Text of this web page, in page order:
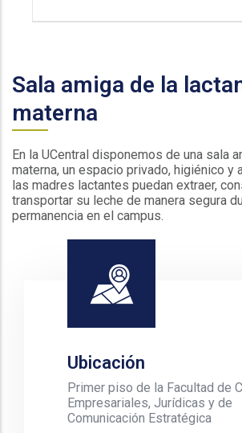
Sala amiga de la
materna
En la UCentral disponemos de una sala
materna, un espacio privado, higiénico y
las madres lactantes puedan extraer,
transportar su leche de manera segura
permanencia en el campus.
Ubicación
Primer piso de la Facultad de
Empresariales, Jurídicas y de
Comunicación Estratégica